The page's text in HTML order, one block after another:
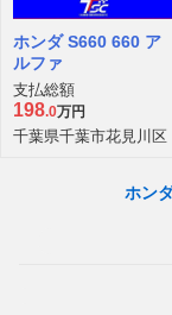
福岡県 福岡市西区
2022年/0.5万km
ホンダ S660 660 ア
ルファ
支払総額
198.0万円
千葉県千葉市花見川区
ホン